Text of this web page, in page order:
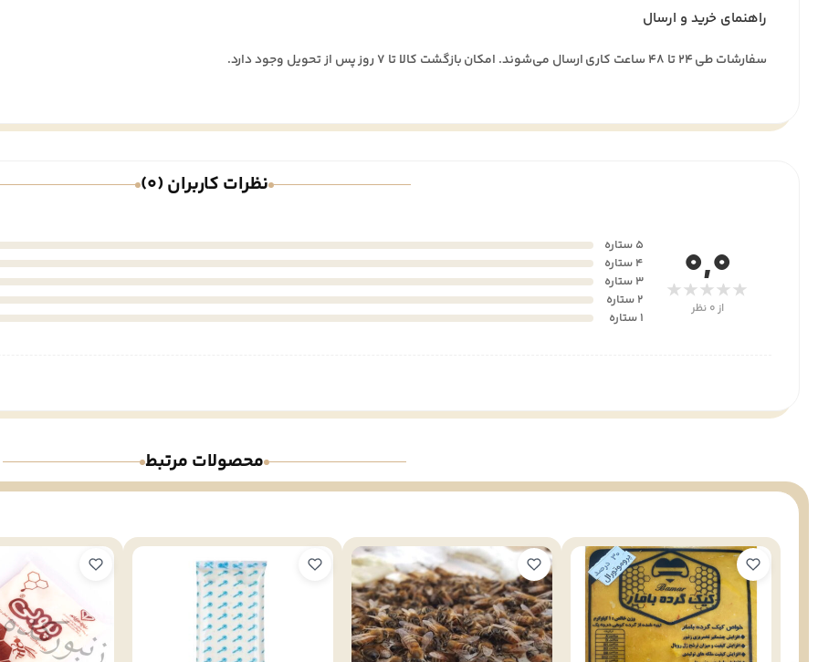
راهنمای خرید و ارسال
سفارشات طی ۲۴ تا ۴۸ ساعت کاری ارسال می‌شوند. امکان بازگشت کالا تا ۷ روز پس از تحویل وجود دارد.
نظرات کاربران (0)
0,0
★★★★★
از 0 نظر
5 ستاره
4 ستاره
3 ستاره
2 ستاره
1 ستاره
محصولات مرتبط